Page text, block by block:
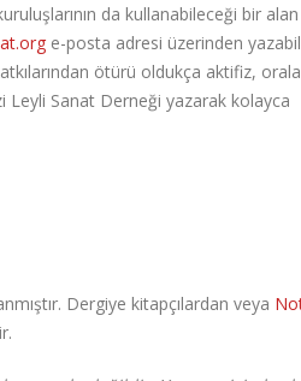
da kullanabileceği bir alan
e-posta adresi üzerinden
ötürü oldukça aktifiz,
Leyli Sanat Derneği yazarak kolayca
Dergiye kitapçılardan veya